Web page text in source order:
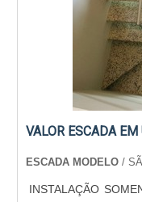
VALOR ESCADA EM
ESCADA MODELO/
INSTALAÇÃO